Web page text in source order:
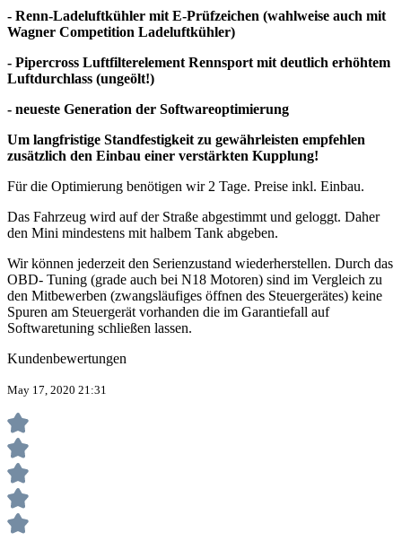
- Renn-Ladeluftkühler mit E-Prüfzeichen (wahlweise auch mit
Wagner Competition Ladeluftkühler)
- Pipercross Luftfilterelement Rennsport mit deutlich erhöhtem
Luftdurchlass (ungeölt!)
- neueste Generation der Softwareoptimierung
Um langfristige Standfestigkeit zu gewährleisten empfehlen
zusätzlich den Einbau einer verstärkten Kupplung!
Für die Optimierung benötigen wir 2 Tage. Preise inkl. Einbau.
Das Fahrzeug wird auf der Straße abgestimmt und geloggt. Daher
den Mini mindestens mit halbem Tank abgeben.
Wir können jederzeit den Serienzustand wiederherstellen. Durch das
OBD- Tuning (grade auch bei N18 Motoren) sind im Vergleich zu
den Mitbewerben (zwangsläufiges öffnen des Steuergerätes) keine
Spuren am Steuergerät vorhanden die im Garantiefall auf
Softwaretuning schließen lassen.
Kundenbewertungen
May 17, 2020 21:31